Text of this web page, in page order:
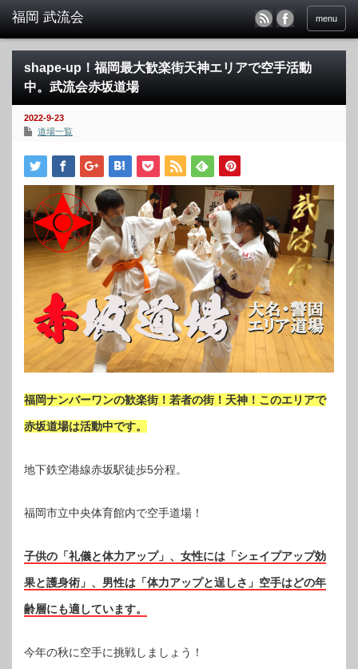
menu
shape-up！福岡最大歓楽街天神エリアで空手活動
中。武流会赤坂道場
2022-9-23
道場一覧
福岡ナンバーワンの歓楽街！若者の街！天神！このエリアで
赤坂道場は活動中です。
地下鉄空港線赤坂駅徒歩5分程。
福岡市立中央体育館内で空手道場！
子供の「礼儀と体力アップ」、女性には「シェイプアップ効
果と護身術」、男性は「体力アップと逞しさ」空手はどの年
齢層にも適しています。
今年の秋に空手に挑戦しましょう！